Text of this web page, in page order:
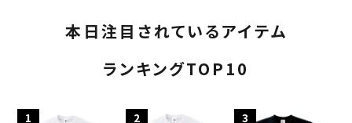
本日注目されているアイテム
ランキングTOP10
1 2 3